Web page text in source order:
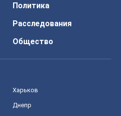
Политика
Расследования
Общество
Харьков
Днепр